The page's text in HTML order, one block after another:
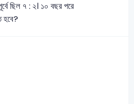
ছিল ৭ : ২। ১০ বছর পরে
হবে?